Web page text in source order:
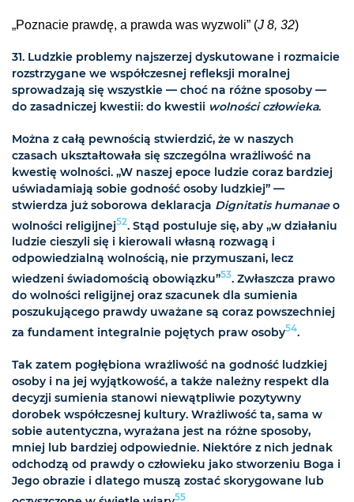
„Poznacie prawdę, a prawda was wyzwoli” (J 8, 32)
31. Ludzkie problemy najszerzej dyskutowane i rozmaicie
rozstrzygane we współczesnej refleksji moralnej
sprowadzają się wszystkie — choć na różne sposoby —
do zasadniczej kwestii: do kwestii wolności człowieka.
Można z całą pewnością stwierdzić, że w naszych
czasach ukształtowała się szczególna wrażliwość na
kwestię wolności. „W naszej epoce ludzie coraz bardziej
uświadamiają sobie godność osoby ludzkiej” —
stwierdza już soborowa deklaracja Dignitatis humanaeo
wolności religijnej52. Stąd postuluje się, aby „w działaniu
ludzie cieszyli się i kierowali własną rozwagą i
odpowiedzialną wolnością, nie przymuszani, lecz
wiedzeni świadomością obowiązku”53. Zwłaszcza prawo
do wolności religijnej oraz szacunek dla sumienia
poszukującego prawdy uważane są coraz powszechniej
za fundament integralnie pojętych praw osoby54.
Tak zatem pogłębiona wrażliwość na godność ludzkiej
osoby i na jej wyjątkowość, a także należny respekt dla
decyzji sumienia stanowi niewątpliwie pozytywny
dorobek współczesnej kultury. Wrażliwość ta, sama w
sobie autentyczna, wyrażana jest na różne sposoby,
mniej lub bardziej odpowiednie. Niektóre z nich jednak
odchodzą od prawdy o człowieku jako stworzeniu Boga i
Jego obrazie i dlatego muszą zostać skorygowane lub
55